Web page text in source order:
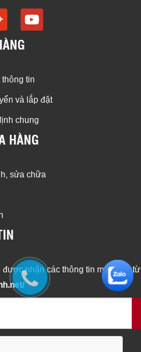
tin
và lắp đặt
chung
HÀNG
sửa chữa
được nhận các thông tin mới nhất từ